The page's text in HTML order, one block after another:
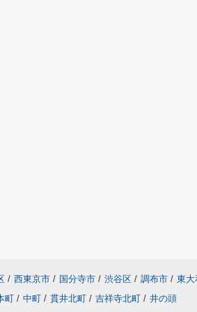
/ 西東京市 / 国分寺市 / 渋谷区 / 調布市 / 東大
町 / 中町 / 貫井北町 / 吉祥寺北町 / 井の頭